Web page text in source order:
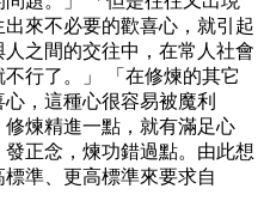
來不必要的歡喜心，就引起
之間的交往中，在常人社會
行了。」 「在修煉的其它
，這種心很容易被魔利
煉精進一點，就有滿足心
正念，煉功錯過點。由此想
準、更高標準來要求自